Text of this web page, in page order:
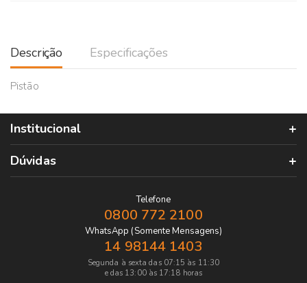
Descrição Especificações
Pistão
Institucional
Dúvidas
Telefone
0800 772 2100
WhatsApp (Somente Mensagens)
14 98144 1403
Segunda à sexta das 07:15 às 11:30
e das 13:00 às 17:18 horas